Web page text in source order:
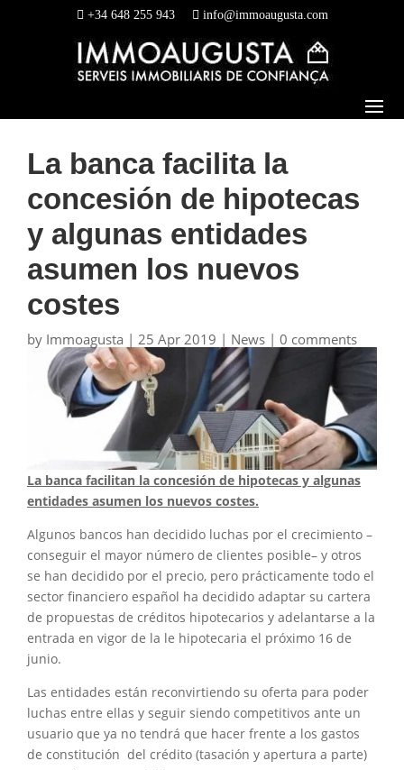
+34 648 255 943 info@immoaugusta.com
La banca facilita la
concesión de hipotecas
y algunas entidades
asumen los nuevos
costes
by Immoagusta | 25 Apr 2019 | News | 0 comments
La banca facilitan la concesión de hipotecas y algunas
entidades asumen los nuevos costes.
Algunos bancos han decidido luchas por el crecimiento –
conseguir el mayor número de clientes posible– y otros
se han decidido por el precio, pero prácticamente todo el
sector financiero español ha decidido adaptar su cartera
de propuestas de créditos hipotecarios y adelantarse a la
entrada en vigor de la le hipotecaria el próximo 16 de
junio.
Las entidades están reconvirtiendo su oferta para poder
luchas entre ellas y seguir siendo competitivos ante un
usuario que ya no tendrá que hacer frente a los gastos
de constitución del crédito (tasación y apertura a parte)